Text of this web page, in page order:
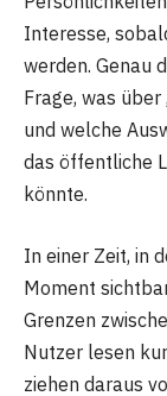
Interesse,
werden. Genau
Frage, was
und welche
das öffentliche
könnte.
In einer Zeit, in
Moment
Grenzen
Nutzer lesen
ziehen daraus